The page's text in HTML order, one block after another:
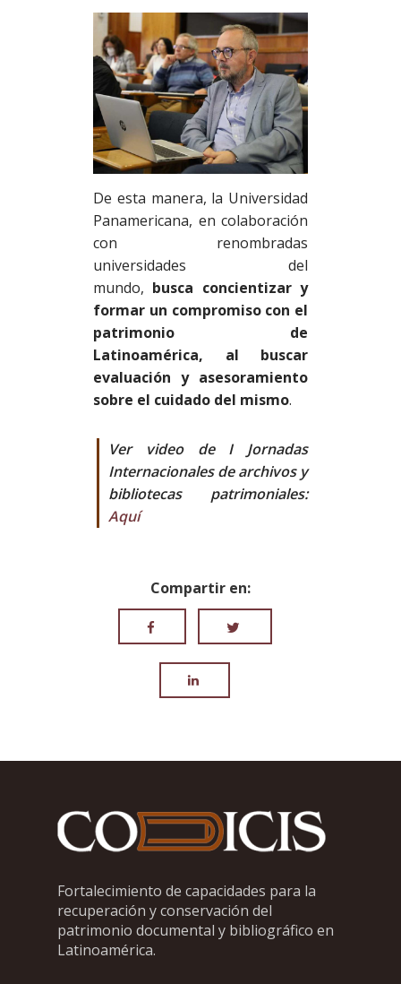
De esta manera, la Universidad
Panamericana, en colaboración
con renombradas
universidades del
mundo, busca concientizar y
formar un compromiso con el
patrimonio de
Latinoamérica, al buscar
evaluación y asesoramiento
sobre el cuidado del mismo.
Ver video de I Jornadas
Internacionales de archivos y
bibliotecas patrimoniales:
Aquí
Compartir en:
Fortalecimiento de capacidades para la
recuperación y conservación del
patrimonio documental y bibliográfico en
Latinoamérica.